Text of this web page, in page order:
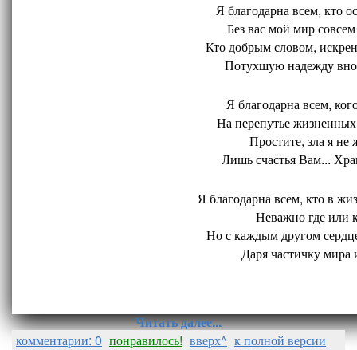
Я благодарна всем, кто
Без вас мой мир
Кто добрым словом,
Потухшую надежду
Я благодарна всем,
На перепутье
Простите, зла я не
Лишь счастья Вам...
Я благодарна всем, кто в
Неважно где или
Но с каждым другом
Даря частичку мира
Читать далее...
комментарии: 0 понравилось! вверх^ к полной версии